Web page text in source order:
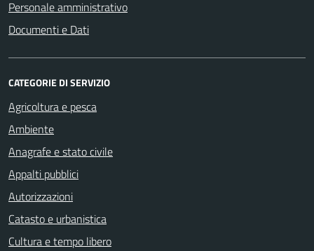
Personale amministrativo
Documenti e Dati
CATEGORIE DI SERVIZIO
Agricoltura e pesca
Ambiente
Anagrafe e stato civile
Appalti pubblici
Autorizzazioni
Catasto e urbanistica
Cultura e tempo libero